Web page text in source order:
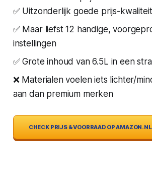
✅ Uitzonderlijk goede prijs-
✅ Maar liefst 12 handige,
instellingen
✅ Grote inhoud van 6.5L in een
❌ Materialen voelen iets lichter/
aan dan premium merken
CHECK PRIJS & VOORRAAD OP AMAZON.NL